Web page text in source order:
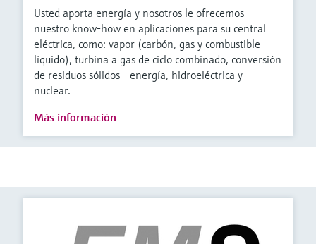
Usted aporta energía y nosotros le ofrecemos
nuestro know-how en aplicaciones para su central
eléctrica, como: vapor (carbón, gas y combustible
líquido), turbina a gas de ciclo combinado, conversión
de residuos sólidos - energía, hidroeléctrica y
nuclear.
Más información